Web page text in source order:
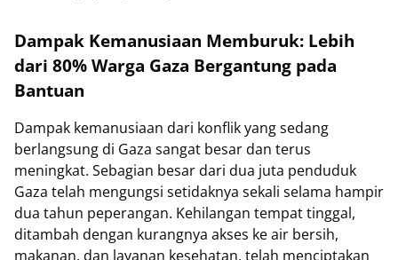
Dampak Kemanusiaan Memburuk: Lebih
dari 80% Warga Gaza Bergantung pada
Bantuan
Dampak kemanusiaan dari konflik yang sedang
berlangsung di Gaza sangat besar dan terus
meningkat. Sebagian besar dari dua juta penduduk
Gaza telah mengungsi setidaknya sekali selama hampir
dua tahun peperangan. Kehilangan tempat tinggal,
ditambah dengan kurangnya akses ke air bersih,
makanan, dan layanan kesehatan, telah menciptakan